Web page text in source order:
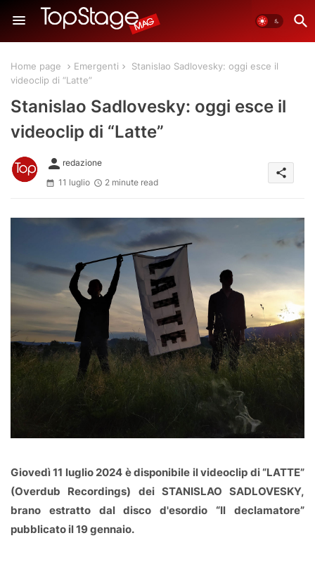
Home page Emergenti
Stanislao Sadlovesky: oggi esce il
videoclip di “Latte”
Stanislao Sadlovesky: oggi esce il
videoclip di “Latte”
person redazione
11 luglio
2 minute read
share
Giovedì 11 luglio 2024 è disponibile il videoclip di “LATTE”
(Overdub Recordings) dei STANISLAO SADLOVESKY,
brano estratto dal disco d'esordio “Il declamatore”
pubblicato il 19 gennaio.